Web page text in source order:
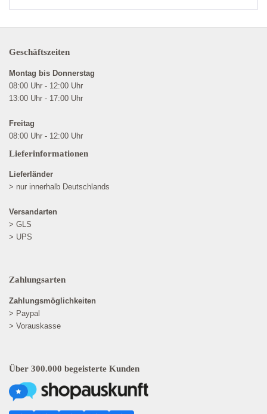
Geschäftszeiten
Montag bis Donnerstag
08:00 Uhr - 12:00 Uhr
13:00 Uhr - 17:00 Uhr
Freitag
08:00 Uhr - 12:00 Uhr
Lieferinformationen
Lieferländer
> nur innerhalb Deutschlands
Versandarten
> GLS
> UPS
Zahlungsarten
Zahlungsmöglichkeiten
> Paypal
> Vorauskasse
Über 300.000 begeisterte Kunden